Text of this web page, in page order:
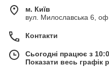
м. Київ
вул. Милославська 6, оф
Контакти
Сьогодні працює з
Показати весь графік